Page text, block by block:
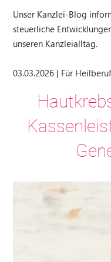
Unser Kanzlei-Blog
steuerliche
unseren Kanzleialltag.
03.03.2026 | Für